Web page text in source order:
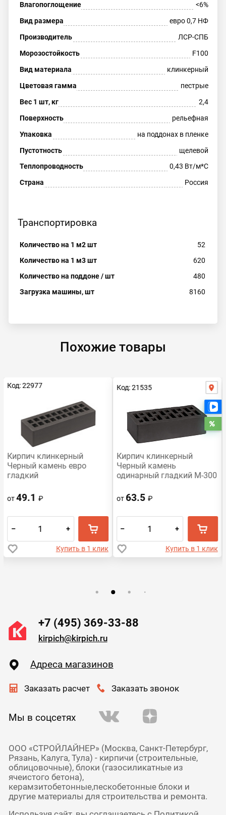
Влагопоглощение
<6%
Вид размера
евро 0,7 НФ
Производитель
ЛСР-СПБ
Морозостойкость
F100
Вид материала
клинкерный
Цветовая гамма
пестрые
Вес 1 шт, кг
2,4
Поверхность
рельефная
Упаковка
на поддонах в пленке
Пустотность
щелевой
Теплопроводность
0,43 Вт/м*С
Страна
Россия
Транспортировка
Количество на 1 м2 шт
52
Количество на 1 м3 шт
620
Количество на поддоне / шт
480
Загрузка машины, шт
8160
Похожие товары
Код: 22977
Кирпич клинкерный
Черный камень евро
гладкий
от49.1₽
– +
Купить в 1 клик
Код: 21535
Кирпич клинкерный
Черный камень
одинарный гладкий М-300
от 63.5₽
– +
Купить в 1 клик
+7 (495) 369-33-88
kirpich@kirpich.ru
Адреса магазинов
Заказать расчет Заказать звонок
Мы в соцсетях
ООО «СТРОЙЛАЙНЕР» (Москва, Санкт-Петербург,
Рязань, Калуга, Тула) - кирпичи (строительные,
облицовочные), блоки (газосиликатные из
ячеистого бетона),
керамзитобетонные,пескобетонные блоки и
другие материалы для строительства и ремонта.